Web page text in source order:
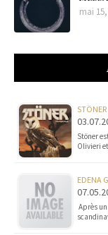
mai
STÖNER
Stöner
Olivieri
EDENA
Après